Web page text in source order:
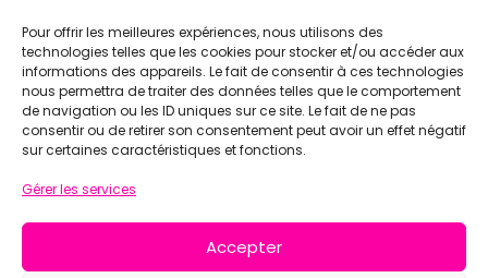
Pour offrir les meilleures expériences, nous utilisons des
technologies telles que les cookies pour stocker et/ou accéder aux
informations des appareils. Le fait de consentir à ces technologies
nous permettra de traiter des données telles que le comportement
de navigation ou les ID uniques sur ce site. Le fait de ne pas
consentir ou de retirer son consentement peut avoir un effet négatif
sur certaines caractéristiques et fonctions.
Gérer les services
Accepter
Karting ludo-éducatif
AIDE
Chatbot IA Maurice
Infos pratiques
INFORMATIONS
Loca'Gonfle Eurl Z.A RODOLPHE, 68840 PULVERSHEIM